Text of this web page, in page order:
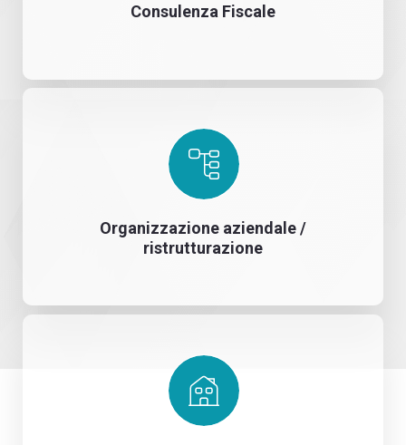
Consulenza Fiscale
Organizzazione aziendale /
ristrutturazione